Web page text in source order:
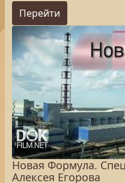
Перейти
Новая Формула.
Алексея Егорова